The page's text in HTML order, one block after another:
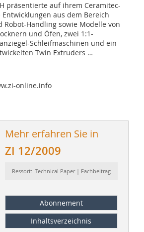
präsentierte auf ihrem Ceramitec-
aus dem Bereich
Handling sowie Modelle von
und Öfen, zwei 1:1-
Schleifmaschinen und ein
Twin Extruders …
online.info
Mehr erfahren Sie in
ZI 12/2009
Ressort: Technical Paper | Fachbeitrag
Abonnement
Inhaltsverzeichnis